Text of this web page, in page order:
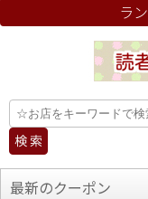
ラ
最新のクーポン